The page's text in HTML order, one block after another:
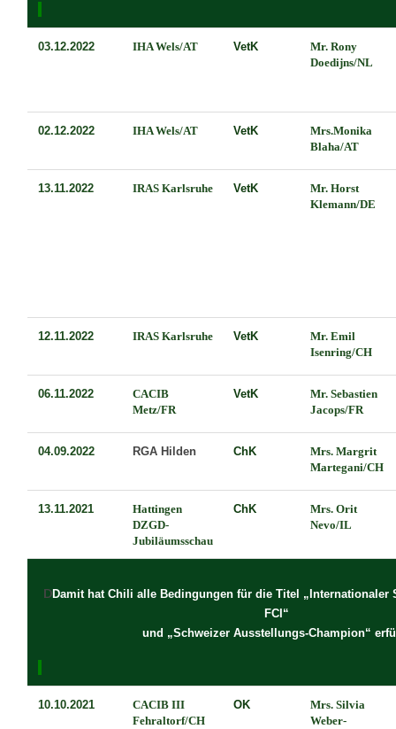
03.12.2022 IHA Wels/AT VetK
Mr. Rony
Doedijns/NL
02.12.2022 IHA Wels/AT VetK
Mrs.Monika
Blaha/AT
13.11.2022 IRAS Karlsruhe VetK
Mr. Horst
Klemann/DE
12.11.2022 IRAS Karlsruhe VetK
Mr. Emil
Isenring/CH
06.11.2022
CACIB
Metz/FR
VetK
Mr. Sebastien
Jacops/FR
04.09.2022 RGA Hilden ChK
Mrs. Margrit
Martegani/CH
13.11.2021
Hattingen
DZGD-
Jubiläumsschau
ChK
Mrs. Orit
Nevo/IL
DDamit hatChili alle Bedingungen für die Titel „Internationaler
FCI“
und „Schweizer Ausstellungs-Champion“
10.10.2021
CACIB III
Fehraltorf/CH
OK
Mrs. Silvia
Weber-